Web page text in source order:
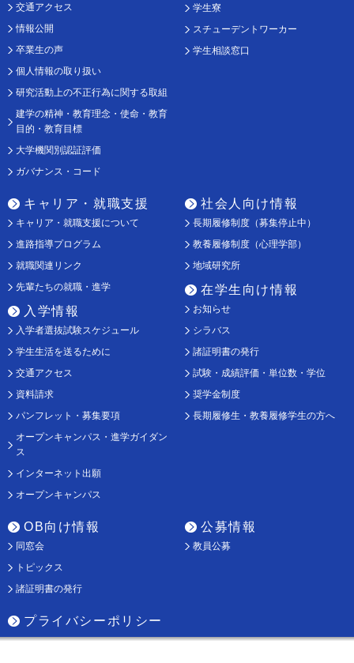
交通アクセス
情報公開
卒業生の声
個人情報の取り扱い
研究活動上の不正行為に関する取組
建学の精神・教育理念・使命・教育
目的・教育目標
大学機関別認証評価
ガバナンス・コード
学生寮
スチューデントワーカー
学生相談窓口
キャリア・就職支援
キャリア・就職支援について
進路指導プログラム
就職関連リンク
先輩たちの就職・進学
入学情報
入学者選抜試験スケジュール
学生生活を送るために
交通アクセス
資料請求
パンフレット・募集要項
オープンキャンパス・進学ガイダン
ス
インターネット出願
オープンキャンパス
社会人向け情報
長期履修制度（募集停止中）
教養履修制度（心理学部）
地域研究所
在学生向け情報
お知らせ
シラバス
諸証明書の発行
試験・成績評価・単位数・学位
奨学金制度
長期履修生・教養履修学生の方へ
OB向け情報
同窓会
トピックス
諸証明書の発行
公募情報
教員公募
プライバシーポリシー